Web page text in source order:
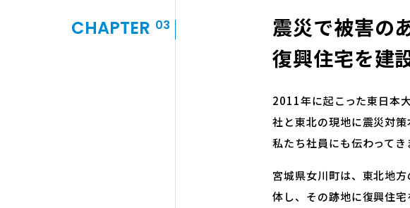
CHAPTER 03
震災で被害の
復興住宅を建
2011年に起こった東日本
社と東北の現地に震災対
私たち社員にも伝わってき
宮城県女川町は、東北地
体し、その跡地に復興住